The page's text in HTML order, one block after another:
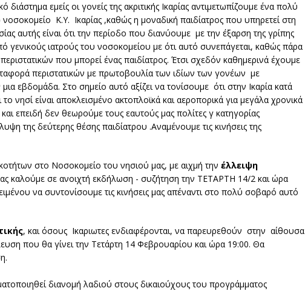
εμείς οι γονείς της ακριτικής Ικαρίας αντιμετωπίζουμε ένα πολύ
Κ.Υ. Ικαρίας ,καθώς η μοναδική παιδίατρος που υπηρετεί στη
αυτής είναι ότι την περίοδο που διανύουμε με την έξαρση της γρίπης
γενικούς ιατρούς του νοσοκομείου με ότι αυτό συνεπάγεται, καθώς πάρα
που μπορεί ένας παιδίατρος. Έτσι σχεδόν καθημερινά έχουμε
περιστατικών με πρωτοβουλία των ιδίων των γονέων με
Στο σημείο αυτό αξίζει να τονίσουμε ότι στην Ικαρία κατά
νησί είναι αποκλεισμένο ακτοπλοϊκά και αεροπορικά για μεγάλα χρονικά
επειδή δεν θεωρούμε τους εαυτούς μας πολίτες γ κατηγορίας
της δεύτερης θέσης παιδίατρου .Αναμένουμε τις κινήσεις της
στο Νοσοκομείο του νησιού μας, με αιχμή την έλλειψη
καλούμε σε ανοιχτή εκδήλωση - συζήτηση την ΤΕΤΑΡΤΗ 14/2 και ώρα
να συντονίσουμε τις κινήσεις μας απέναντι στο πολύ σοβαρό αυτό
, και όσους Ικαριωτες ενδιαφέρονται, να παρευρεθούν στην αίθουσα
που θα γίνει την Τετάρτη 14 Φεβρουαρίου και ώρα 19:00. Θα
διανομή λαδιού στους δικαιούχους του προγράμματος